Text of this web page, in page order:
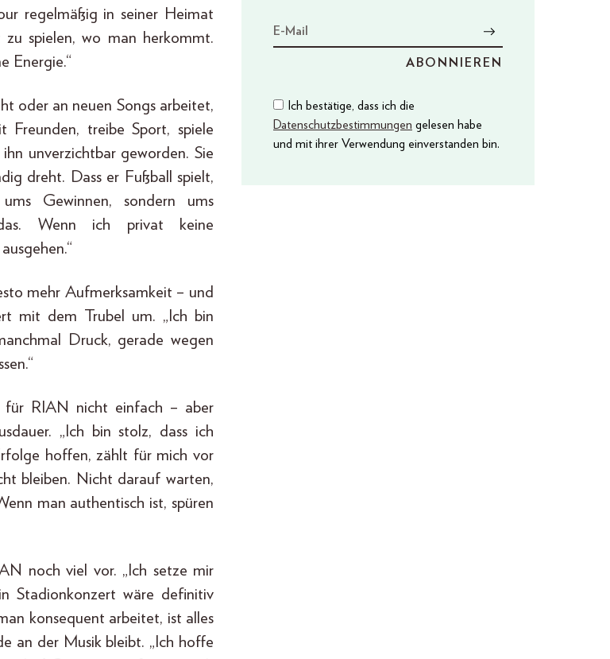
regelmäßig in seiner Heimat
spielen, wo man herkommt.
Energie.“
oder an neuen Songs arbeitet,
treibe Sport, spiele
unverzichtbar geworden. Sie
dreht. Dass er Fußball spielt,
Gewinnen, sondern ums
das. Wenn ich privat keine
mehr Aufmerksamkeit – und
mit dem Trubel um. „Ich bin
Druck, gerade wegen
RIAN nicht einfach – aber
„Ich bin stolz, dass ich
hoffen, zählt für mich vor
bleiben. Nicht darauf warten,
man authentisch ist, spüren
noch viel vor. „Ich setze mir
Stadionkonzert wäre definitiv
konsequent arbeitet, ist alles
an der Musik bleibt. „Ich hoffe
Ich bestätige, dass ich die
Datenschutzbestimmungen gelesen habe
und mit ihrer Verwendung einverstanden bin.